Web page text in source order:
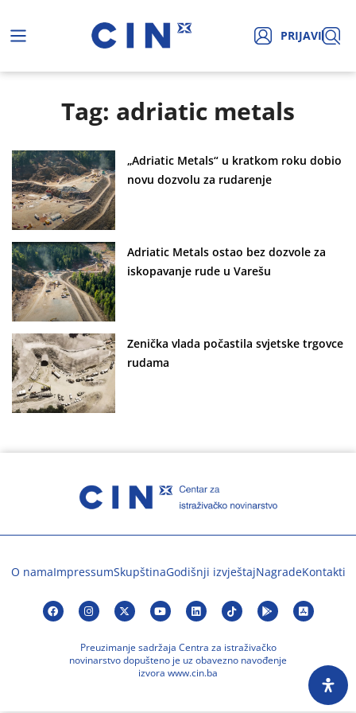
PRIJAVI
Tag: adriatic metals
„Adriatic Metals“ u kratkom roku dobio
novu dozvolu za rudarenje
Adriatic Metals ostao bez dozvole za
iskopavanje rude u Varešu
Zenička vlada počastila svjetske trgovce
rudama
O namaImpressumSkupštinaGodišnji izvještajNagradeKontakti
Preuzimanje sadržaja Centra za istraživačko
novinarstvo dopušteno je uz obavezno navođenje
izvora www.cin.ba